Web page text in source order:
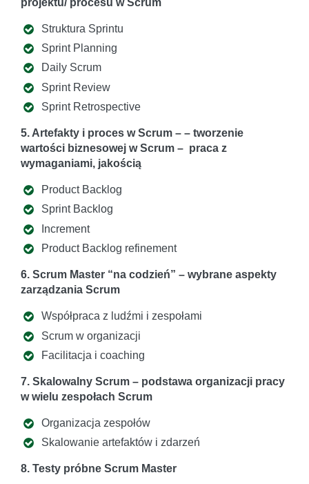
Struktura Sprintu
Sprint Planning
Daily Scrum
Sprint Review
Sprint Retrospective
5. Artefakty i proces w Scrum – – tworzenie
wartości biznesowej w Scrum – praca z
wymaganiami, jakością
Product Backlog
Sprint Backlog
Increment
Product Backlog refinement
6. Scrum Master “na codzień” – wybrane aspekty
zarządzania Scrum
Współpraca z ludźmi i zespołami
Scrum w organizacji
Facilitacja i coaching
7. Skalowalny Scrum – podstawa organizacji pracy
w wielu zespołach Scrum
Organizacja zespołów
Skalowanie artefaktów i zdarzeń
8. Testy próbne Scrum Master